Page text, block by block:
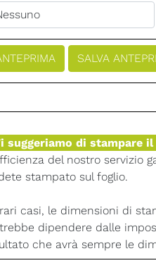
suggeriamo di stampare il
del nostro servizio
stampato sul foglio.
casi, le dimensioni di
dipendere dalle
che avrà sempre le